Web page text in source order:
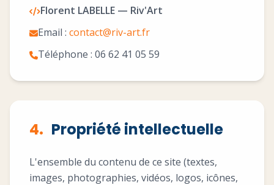
Florent LABELLE — Riv'Art
Email : contact@riv-art.fr
Téléphone : 06 62 41 05 59
4. Propriété intellectuelle
L'ensemble du contenu de ce site (textes,
images, photographies, vidéos, logos, icônes,